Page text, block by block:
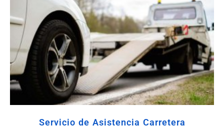
Servicio de Asistencia Carretera